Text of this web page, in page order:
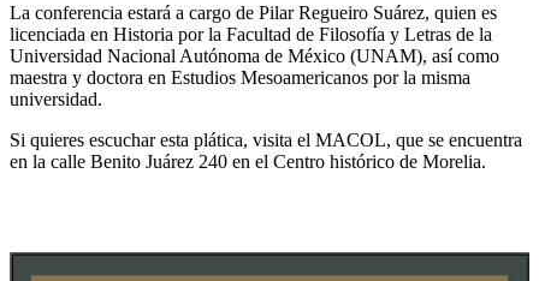
La conferencia estará a cargo de Pilar Regueiro Suárez, quien es
licenciada en Historia por la Facultad de Filosofía y Letras de la
Universidad Nacional Autónoma de México (UNAM), así como
maestra y doctora en Estudios Mesoamericanos por la misma
universidad.
Si quieres escuchar esta plática, visita el MACOL, que se encuentra
en la calle Benito Juárez 240 en el Centro histórico de Morelia.